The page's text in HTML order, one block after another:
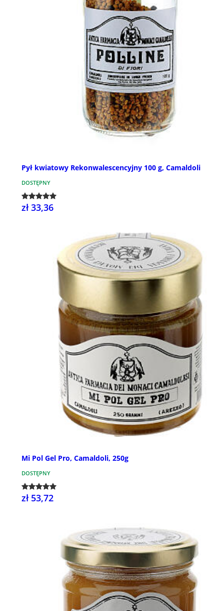
Pył kwiatowy Rekonwalescencyjny 100 g, Camaldoli
DOSTĘPNY
zł 33,36
Mi Pol Gel Pro, Camaldoli, 250g
DOSTĘPNY
zł 53,72